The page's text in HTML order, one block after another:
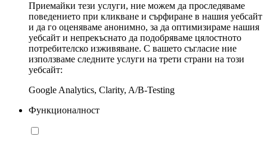
Приемайки тези услуги, ние можем да проследяваме
поведението при кликване и сърфиране в нашия уебсайт
и да го оценяваме анонимно, за да оптимизираме нашия
уебсайт и непрекъснато да подобряваме цялостното
потребителско изживяване. С вашето съгласие ние
използваме следните услуги на трети страни на този
уебсайт:
Google Analytics, Clarity, A/B-Testing
Функционалност